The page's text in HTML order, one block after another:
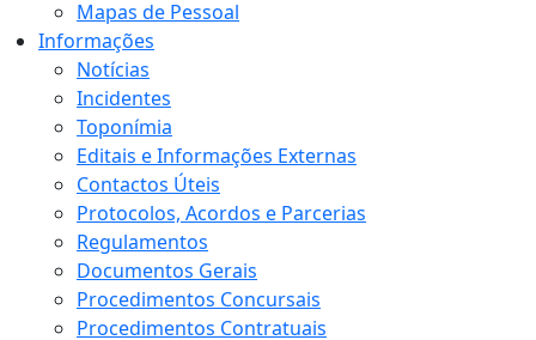
Mapas de Pessoal
Informações
Notícias
Incidentes
Toponímia
Editais e Informações Externas
Contactos Úteis
Protocolos, Acordos e Parcerias
Regulamentos
Documentos Gerais
Procedimentos Concursais
Procedimentos Contratuais